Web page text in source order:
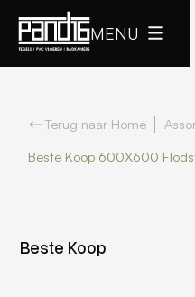
MENU
Terug naar Home
Beste Koop 600X600
Beste Koop